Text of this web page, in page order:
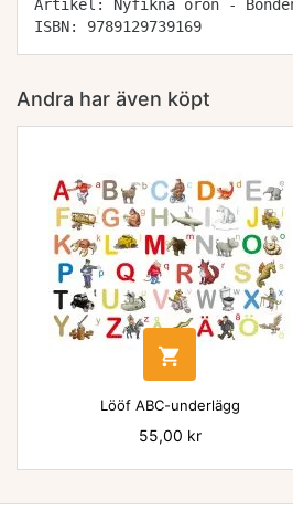
Artikel: Nyfikna öron -
ISBN: 9789129739169
Andra har även köpt

Lööf ABC-underlägg
Pris
55,00 kr